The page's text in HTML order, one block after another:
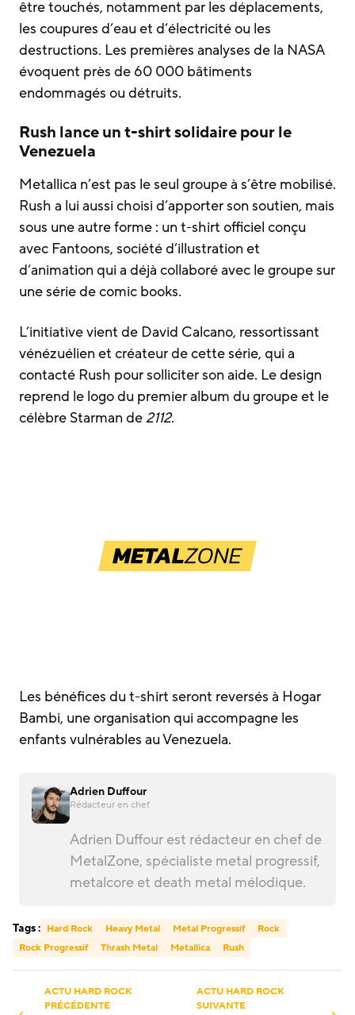
être touchés, notamment par les déplacements,
les coupures d’eau et d’électricité ou les
destructions. Les premières analyses de la NASA
évoquent près de 60 000 bâtiments
endommagés ou détruits.
Rush lance un t-shirt solidaire pour le
Venezuela
Metallica n’est pas le seul groupe à s’être mobilisé.
Rush a lui aussi choisi d’apporter son soutien, mais
sous une autre forme : un t-shirt officiel conçu
avec Fantoons, société d’illustration et
d’animation qui a déjà collaboré avec le groupe sur
une série de comic books.
L’initiative vient de David Calcano, ressortissant
vénézuélien et créateur de cette série, qui a
contacté Rush pour solliciter son aide. Le design
reprend le logo du premier album du groupe et le
célèbre Starman de2112.
Les bénéfices du t-shirt seront reversés à Hogar
Bambi, une organisation qui accompagne les
enfants vulnérables au Venezuela.
Adrien Duffour
Rédacteur en chef
Adrien Duffour est rédacteur en chef de
MetalZone, spécialiste metal progressif,
metalcore et death metal mélodique.
Tags : Hard Rock Heavy Metal Metal Progressif
Rock
Rock Progressif
Thrash Metal Metallica Rush
ACTU HARD ROCK
PRÉCÉDENTE
ACTU HARD ROCK
SUIVANTE